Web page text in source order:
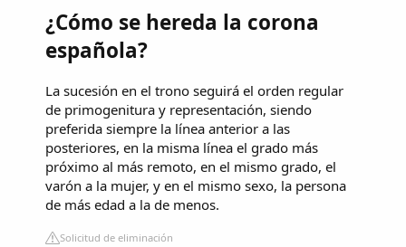
¿Cómo se hereda la corona
española?
La sucesión en el trono seguirá el orden regular
de primogenitura y representación, siendo
preferida siempre la línea anterior a las
posteriores, en la misma línea el grado más
próximo al más remoto, en el mismo grado, el
varón a la mujer, y en el mismo sexo, la persona
de más edad a la de menos.
Solicitud de eliminación